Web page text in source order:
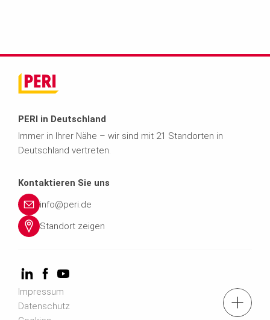
Kontaktformular
PERI in Deutschland
Immer in Ihrer Nähe – wir sind mit 21 Standorten in
Deutschland vertreten.
Kontaktieren Sie uns
info@peri.de
Standort zeigen
Impressum
Datenschutz